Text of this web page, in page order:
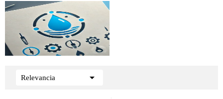
Relevancia 